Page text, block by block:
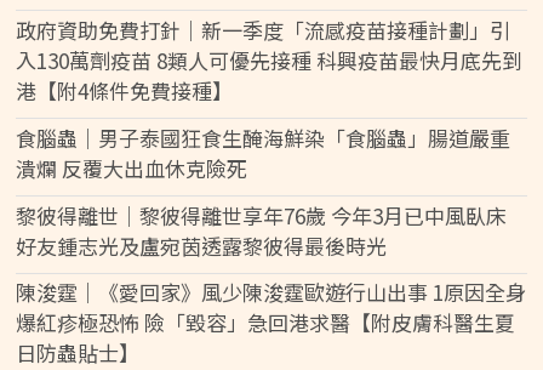
政府資助免費打針｜新一季度「流感疫苗接種計劃」引
入130萬劑疫苗 8類人可優先接種 科興疫苗最快月底先到
港【附4條件免費接種】
食腦蟲｜男子泰國狂食生醃海鮮染「食腦蟲」腸道嚴重
潰爛 反覆大出血休克險死
黎彼得離世｜黎彼得離世享年76歲 今年3月已中風臥床
好友鍾志光及盧宛茵透露黎彼得最後時光
陳浚霆｜《愛回家》風少陳浚霆歐遊行山出事 1原因全身
爆紅疹極恐怖 險「毀容」急回港求醫【附皮膚科醫生夏
日防蟲貼士】